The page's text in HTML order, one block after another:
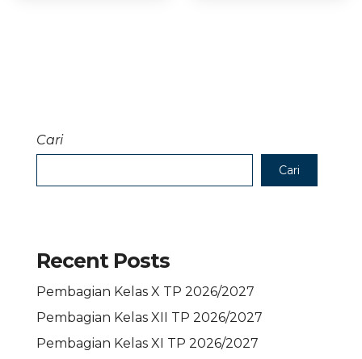
Cari
Cari
Recent Posts
Pembagian Kelas X TP 2026/2027
Pembagian Kelas XII TP 2026/2027
Pembagian Kelas XI TP 2026/2027